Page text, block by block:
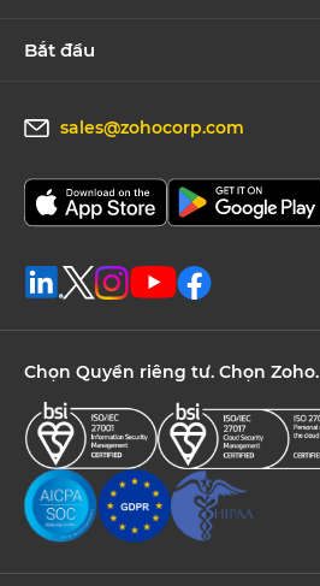
Bắt đầu
sales@zohocorp.com
Chọn Quyền riêng tư. Chọn Zoho.